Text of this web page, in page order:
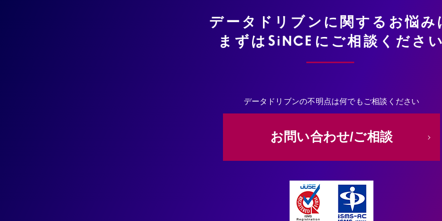
データドリブンに関するお悩み
まずは
にご相談くださ
データドリブンの不明点は何でもご相談ください
お問い合わせ/ご相談